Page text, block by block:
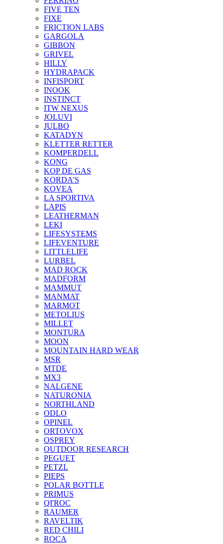
FIVE TEN
FIXE
FRICTION LABS
GARGOLA
GIBBON
GRIVEL
HILLY
HYDRAPACK
INFISPORT
INOOK
INSTINCT
ITW NEXUS
JOLUVI
JULBO
KATADYN
KLETTER RETTER
KOMPERDELL
KONG
KOP DE GAS
KORDA'S
KOVEA
LA SPORTIVA
LAPIS
LEATHERMAN
LEKI
LIFESYSTEMS
LIFEVENTURE
LITTLELIFE
LURBEL
MAD ROCK
MADFORM
MAMMUT
MANMAT
MARMOT
METOLIUS
MILLET
MONTURA
MOON
MOUNTAIN HARD WEAR
MSR
MTDE
MX3
NALGENE
NATURONIA
NORTHLAND
ODLO
OPINEL
ORTOVOX
OSPREY
OUTDOOR RESEARCH
PEGUET
PETZL
PIEPS
POLAR BOTTLE
PRIMUS
QI'ROC
RAUMER
RAVELTIK
RED CHILI
ROCA